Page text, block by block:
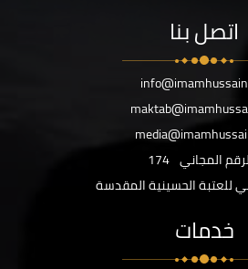
اتصل بنا
المجاني 174
للعتبة الحسينية المقدسة
خدمات